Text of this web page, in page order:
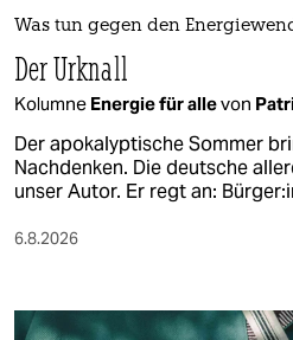
Was tun gegen den
Der Urknall
Kolumne Energie für allevon
Der apokalyptische Sommer
Nachdenken. Die deutsche
unser Autor. Er regt an:
6.8.2026